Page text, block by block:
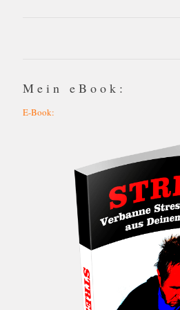
Mein eBook:
E-Book: